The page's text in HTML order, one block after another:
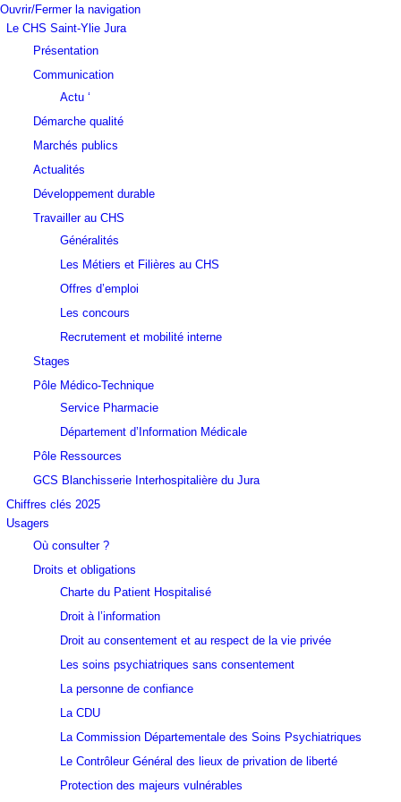
Ouvrir/Fermer la navigation
Le CHS Saint-Ylie Jura
Présentation
Communication
Actu ‘
Démarche qualité
Marchés publics
Actualités
Développement durable
Travailler au CHS
Généralités
Les Métiers et Filières au CHS
Offres d’emploi
Les concours
Recrutement et mobilité interne
Stages
Pôle Médico-Technique
Service Pharmacie
Département d’Information Médicale
Pôle Ressources
GCS Blanchisserie Interhospitalière du Jura
Chiffres clés 2025
Usagers
Où consulter ?
Droits et obligations
Charte du Patient Hospitalisé
Droit à l’information
Droit au consentement et au respect de la vie privée
Les soins psychiatriques sans consentement
La personne de confiance
La CDU
La Commission Départementale des Soins Psychiatriques
Le Contrôleur Général des lieux de privation de liberté
Protection des majeurs vulnérables